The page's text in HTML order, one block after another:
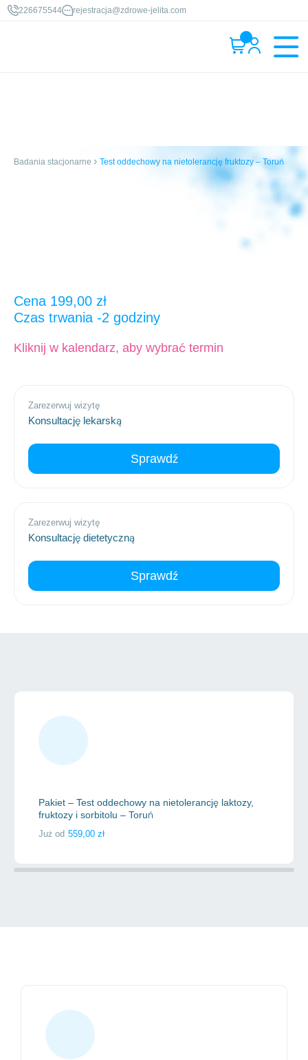
226675544 rejestracja@zdrowe-jelita.com
Badania stacjonarne Test oddechowy na nietolerancję fruktozy – Toruń
Cena 199,00 zł
2 godziny
Kliknij w kalendarz, aby wybrać termin
Zarezerwuj wizytę
Konsultację lekarską
Sprawdź
Zarezerwuj wizytę
Konsultację dietetyczną
Sprawdź
Pakiet – Test oddechowy na nietolerancję laktozy,
fruktozy i sorbitolu – Toruń
Już od 559,00 zł